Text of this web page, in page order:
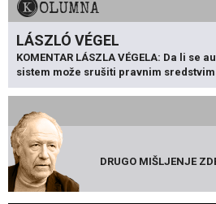
KOLUMNA
LÁSZLÓ VÉGEL
KOMENTAR LÁSZLA VÉGELA: Da li se
sistem može srušiti pravnim
DRUGO MIŠLJENJE